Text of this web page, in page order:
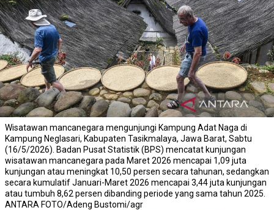
Wisatawan mancanegara mengunjungi Kampung Adat Naga di
Kampung Neglasari, Kabupaten Tasikmalaya, Jawa Barat, Sabtu
(16/5/2026). Badan Pusat Statistik (BPS) mencatat kunjungan
wisatawan mancanegara pada Maret 2026 mencapai 1,09 juta
kunjungan atau meningkat 10,50 persen secara tahunan, sedangkan
secara kumulatif Januari-Maret 2026 mencapai 3,44 juta kunjungan
atau tumbuh 8,62 persen dibanding periode yang sama tahun 2025.
ANTARA FOTO/Adeng Bustomi/agr